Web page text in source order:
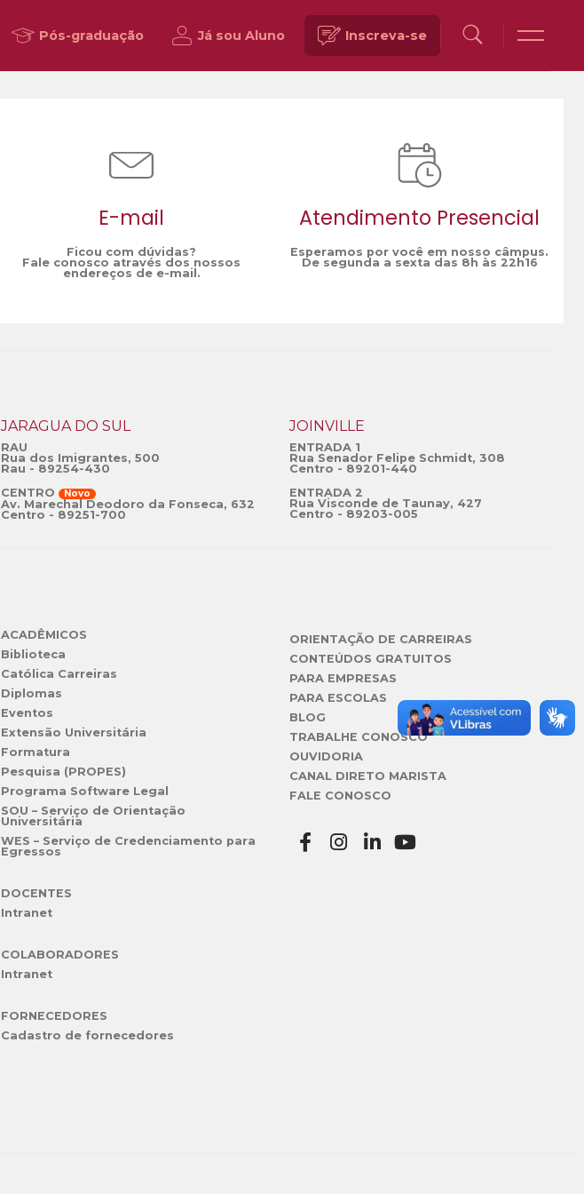
Pós-graduação Já sou Aluno Inscreva-se
E-mail
Ficou com dúvidas?
Fale conosco através dos nossos
endereços de e-mail.
Atendimento Presencial
Esperamos por você em nosso câmpus.
De segunda a sexta das 8h às 22h16
JARAGUÁ DO SUL
RAU
Rua dos Imigrantes, 500
Rau - 89254-430
CENTRO
Novo
Av. Marechal Deodoro da Fonseca, 632
Centro - 89251-700
JOINVILLE
ENTRADA 1
Rua Senador Felipe Schmidt, 308
Centro - 89201-440
ENTRADA 2
Rua Visconde de Taunay, 427
Centro - 89203-005
ACADÊMICOS
Biblioteca
Católica Carreiras
Diplomas
Eventos
Extensão Universitária
Formatura
Pesquisa (PROPES)
Programa Software Legal
SOU – Serviço de Orientação
Universitária
WES – Serviço de Credenciamento para
Egressos
DOCENTES
Intranet
COLABORADORES
Intranet
FORNECEDORES
Cadastro de fornecedores
ORIENTAÇÃO DE CARREIRAS
CONTEÚDOS GRATUITOS
PARA EMPRESAS
PARA ESCOLAS
BLOG
TRABALHE CONOSCO
OUVIDORIA
CANAL DIRETO MARISTA
FALE CONOSCO